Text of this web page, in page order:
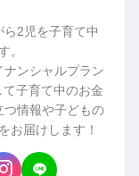
2児を子育て中
。
ナンシャルプラン
子育て中のお金
つ情報や子どもの
お届けします！